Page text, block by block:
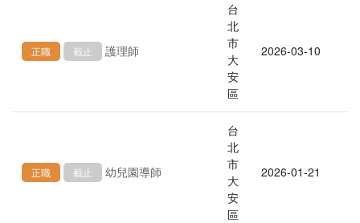
正職 截止 護理師
台
北
市
大
安
區
2026-03-10
正職 截止 幼兒園導師
台
北
市
大
安
區
2026-01-21